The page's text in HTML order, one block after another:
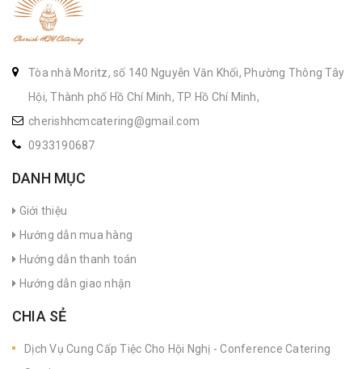
Tòa nhà Moritz, số 140 Nguyễn Văn Khối, Phường Thông Tây
Hội, Thành phố Hồ Chí Minh, TP Hồ Chí Minh,
cherishhcmcatering@gmail.com
0933190687
DANH MỤC
Giới thiệu
Hướng dẫn mua hàng
Hướng dẫn thanh toán
Hướng dẫn giao nhận
CHIA SẺ
Dịch Vụ Cung Cấp Tiệc Cho Hội Nghị - Conference Catering